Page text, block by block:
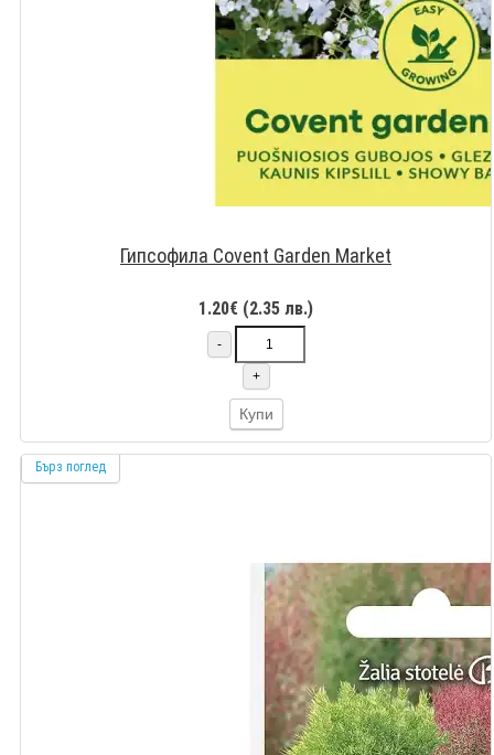
Гипсофила Covent Garden Market
1.20€ (2.35 лв.)
-
+
Купи
Бърз поглед